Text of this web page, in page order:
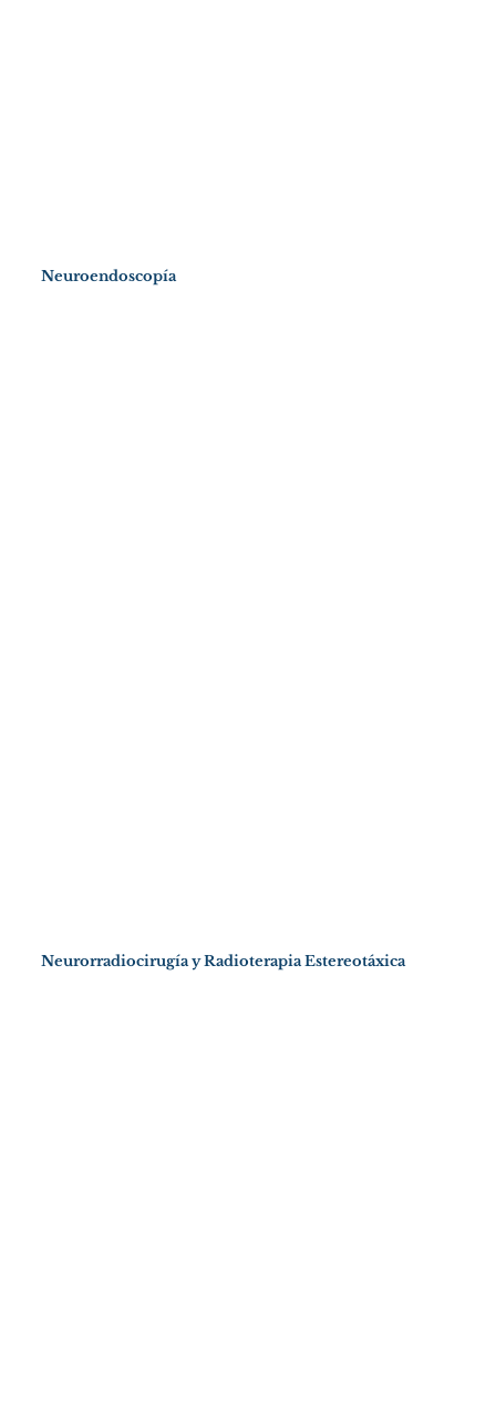
Neuroendoscopía
Neurorradiocirugía y Radioterapia Estereotáxica